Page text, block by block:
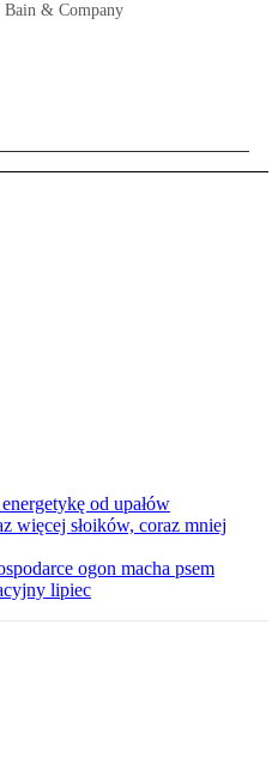
Bain & Company
od upałów
więcej słoików, coraz mniej
ogon macha psem
lipiec